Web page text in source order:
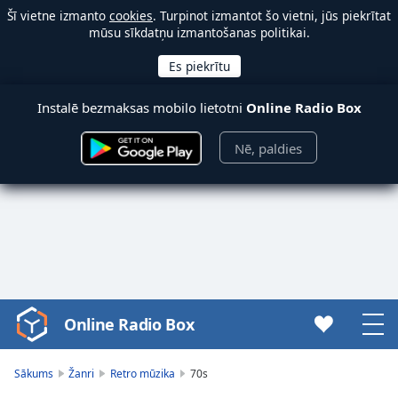
Šī vietne izmanto cookies. Turpinot izmantot šo vietni, jūs piekrītat
mūsu sīkdatņu izmantošanas politikai.
Instalē bezmaksas mobilo lietotni Online Radio Box
Nē, paldies
Video
Player
Online Radio Box
Sākums Žanri Retro mūzika 70s